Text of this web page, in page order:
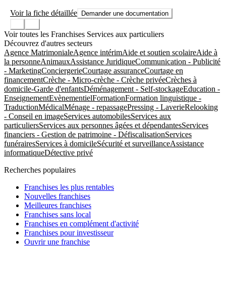
Voir la fiche détaillée Demander une documentation
Voir toutes les Franchises Services aux particuliers
Découvrez d'autres secteurs
Agence MatrimonialeAgence intérimAide et soutien scolaireAide à
la personneAnimauxAssistance JuridiqueCommunication - Publicité
- MarketingConciergerieCourtage assuranceCourtage en
financementCrèche - Micro-crèche - Crèche privéeCrèches à
domicile-Garde d'enfantsDéménagement - Self-stockageEducation -
EnseignementEvènementielFormationFormation linguistique -
TraductionMédicalMénage - repassagePressing - LaverieRelooking
- Conseil en imageServices automobilesServices aux
particuliersServices aux personnes âgées et dépendantesServices
financiers - Gestion de patrimoine - DéfiscalisationServices
funérairesServices à domicileSécurité et surveillanceAssistance
informatiqueDétective privé
Recherches populaires
Franchises les plus rentables
Nouvelles franchises
Meilleures franchises
Franchises sans local
Franchises en complément d'activité
Franchises pour investisseur
Ouvrir une franchise